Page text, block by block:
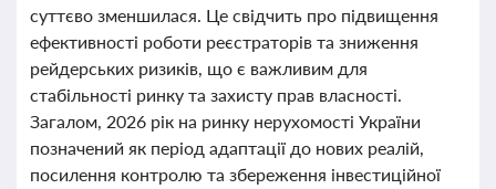
суттєво зменшилася. Це свідчить про підвищення
ефективності роботи реєстраторів та зниження
рейдерських ризиків, що є важливим для
стабільності ринку та захисту прав власності.
Загалом, 2026 рік на ринку нерухомості України
позначений як період адаптації до нових реалій,
посилення контролю та збереження інвестиційної